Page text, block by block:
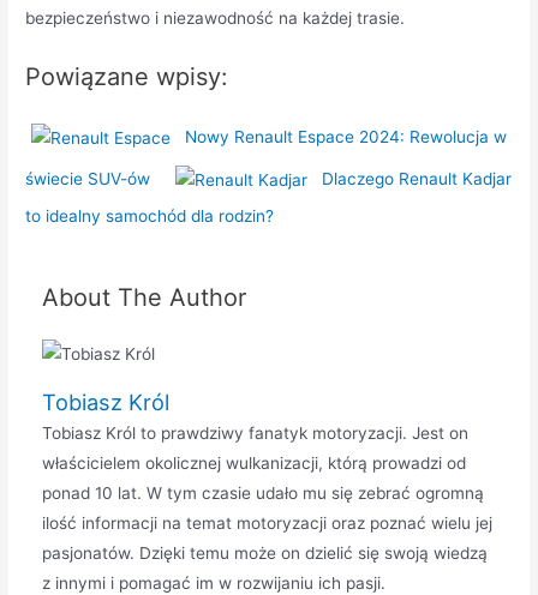
bezpieczeństwo i niezawodność na każdej trasie.
Powiązane wpisy:
Nowy Renault Espace 2024: Rewolucja w
świecie SUV-ów
Dlaczego Renault Kadjar
to idealny samochód dla rodzin?
About The Author
Tobiasz Król
Tobiasz Król to prawdziwy fanatyk motoryzacji. Jest on
właścicielem okolicznej wulkanizacji, którą prowadzi od
ponad 10 lat. W tym czasie udało mu się zebrać ogromną
ilość informacji na temat motoryzacji oraz poznać wielu jej
pasjonatów. Dzięki temu może on dzielić się swoją wiedzą
z innymi i pomagać im w rozwijaniu ich pasji.